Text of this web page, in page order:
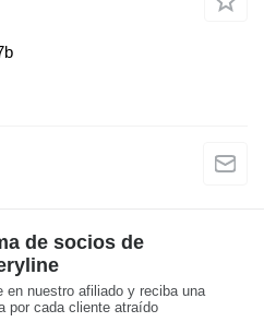
de socios de
en nuestro afiliado y reciba una
por cada cliente atraído